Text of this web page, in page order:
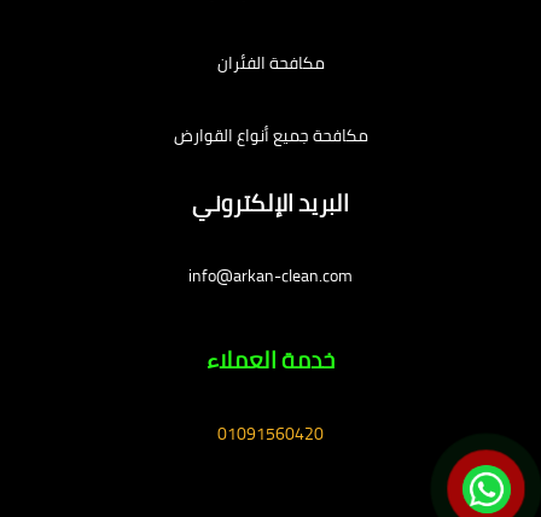
مكافحة الفئران
مكافحة جميع أنواع القوارض
البريد الإلكتروني
info@arkan-clean.com
خدمة العملاء
01091560420